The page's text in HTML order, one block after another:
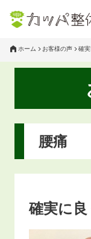
ホーム お客様の声 確実
腰痛
確実に良